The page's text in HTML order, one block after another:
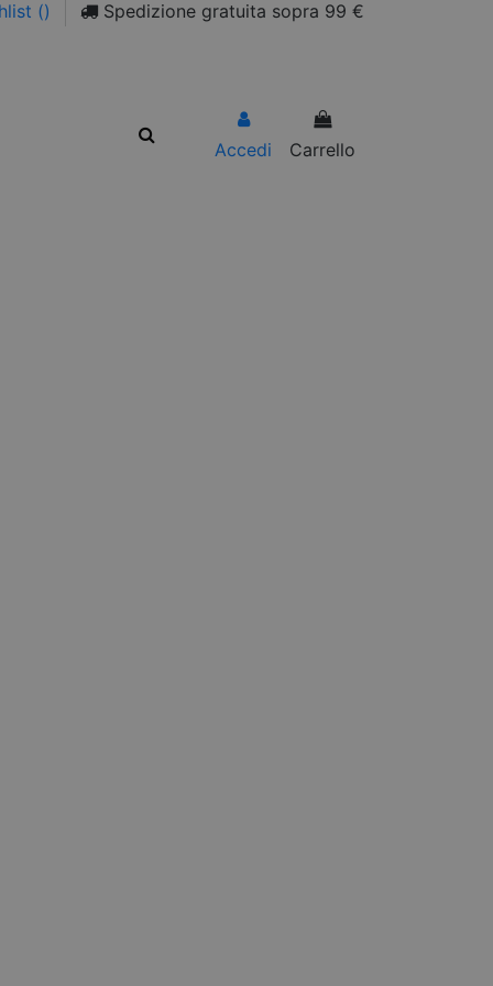
() Spedizione gratuita sopra 99 €
Accedi Carrello